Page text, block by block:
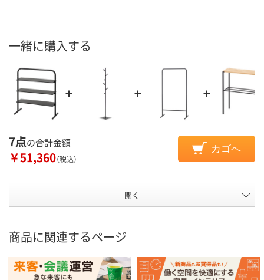
一緒に購入する
7点の合計金額
￥51,360（税込）
カゴへ
開く
商品に関連するページ